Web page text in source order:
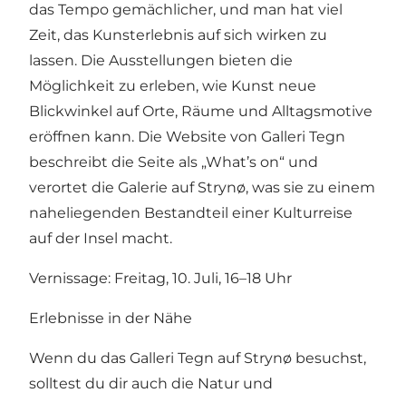
das Tempo gemächlicher, und man hat viel
Zeit, das Kunsterlebnis auf sich wirken zu
lassen. Die Ausstellungen bieten die
Möglichkeit zu erleben, wie Kunst neue
Blickwinkel auf Orte, Räume und Alltagsmotive
eröffnen kann. Die Website von Galleri Tegn
beschreibt die Seite als „What’s on“ und
verortet die Galerie auf Strynø, was sie zu einem
naheliegenden Bestandteil einer Kulturreise
auf der Insel macht.
Vernissage: Freitag, 10. Juli, 16–18 Uhr
Erlebnisse in der Nähe
Wenn du das Galleri Tegn auf Strynø besuchst,
solltest du dir auch die Natur und